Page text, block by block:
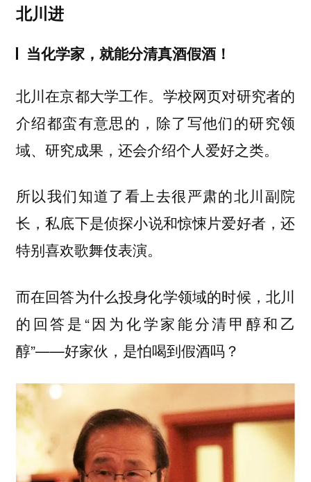
北川进
当化学家，就能分清真酒假酒！
北川在京都大学工作。学校网页对研究者的
介绍都蛮有意思的，除了写他们的研究领
域、研究成果，还会介绍个人爱好之类。
所以我们知道了看上去很严肃的北川副院
长，私底下是侦探小说和惊悚片爱好者，还
特别喜欢歌舞伎表演。
而在回答为什么投身化学领域的时候，北川
的回答是“因为化学家能分清甲醇和乙
醇”——好家伙，是怕喝到假酒吗？